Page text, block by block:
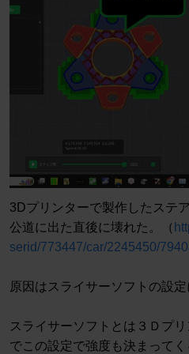
3Dプリンターで製作したステ
公道に出た直後に壊れた。（
serid/773447/car/2245450/
原因はスライサーソフトの設定
スライサーソフトとは３Ｄプ
でこの設定で強度も決まってく